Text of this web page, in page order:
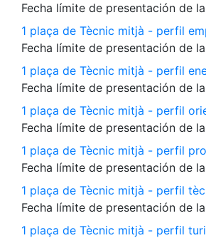
Fecha límite de presentación de
1 plaça de Tècnic mitjà - perfil
Fecha límite de presentación de
1 plaça de Tècnic mitjà - perfil
Fecha límite de presentación de
1 plaça de Tècnic mitjà - perfil
Fecha límite de presentación de
1 plaça de Tècnic mitjà - perfil
Fecha límite de presentación de
1 plaça de Tècnic mitjà - perfil
Fecha límite de presentación de
1 plaça de Tècnic mitjà - perfil